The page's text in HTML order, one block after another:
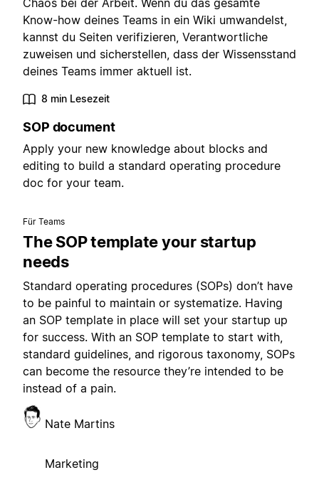
Chaos bei der Arbeit. Wenn du das gesamte
Know-how deines Teams in ein Wiki umwandelst,
kannst du Seiten verifizieren, Verantwortliche
zuweisen und sicherstellen, dass der Wissensstand
deines Teams immer aktuell ist.
8 min Lesezeit
SOP document
Apply your new knowledge about blocks and
editing to build a standard operating procedure
doc for your team.
Für Teams
The SOP template your startup
needs
Standard operating procedures (SOPs) don’t have
to be painful to maintain or systematize. Having
an SOP template in place will set your startup up
for success. With an SOP template to start with,
standard guidelines, and rigorous taxonomy, SOPs
can become the resource they’re intended to be
instead of a pain.
Nate Martins
Marketing